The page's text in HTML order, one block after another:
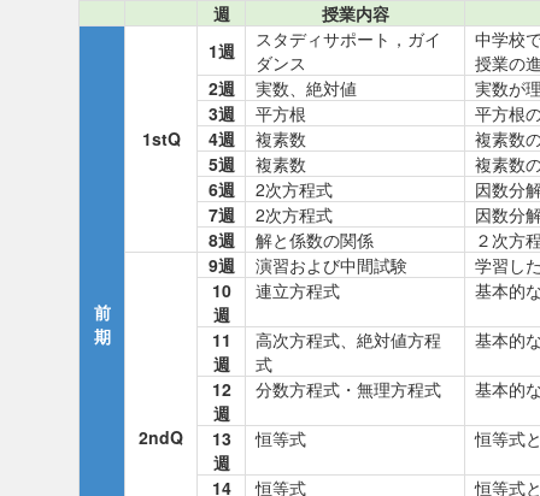
週 授業内容
前
期
1stQ
1週
スタディサポート，ガイ
ダンス
中学校
授業の
2週
実数、絶対値
実数が
3週
平方根
平方根
4週
複素数
複素数
5週
複素数
複素数
6週
2次方程式
因数分
7週
2次方程式
因数分
8週
解と係数の関係 ２次方
2ndQ
9週 演習および中間試験
学習し
10
週
連立方程式 基本的
11
週
高次方程式、絶対値方程
式
基本的
12
週
分数方程式・無理方程式 基本的
13
週
恒等式 恒等式
14
恒等式 恒等式